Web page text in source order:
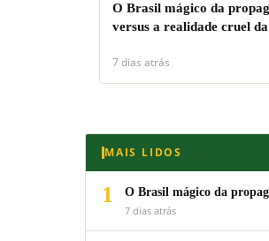
O Brasil mágico da
versus a realidade cruel
7 dias atrás
MAIS LIDOS
1
O Brasil mágico da
7 dias atrás